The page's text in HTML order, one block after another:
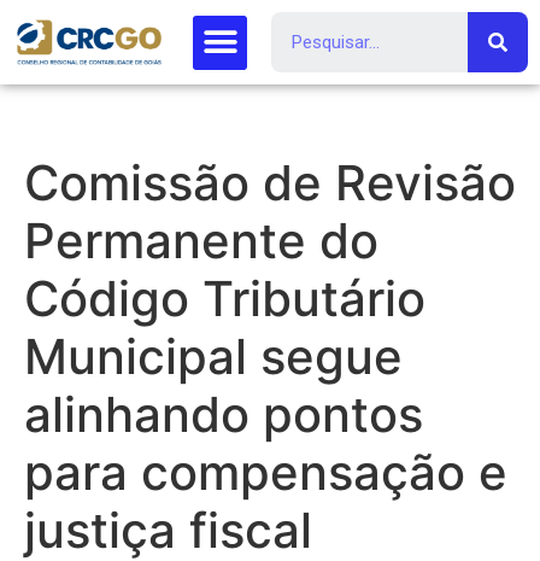
Comissão de Revisão
Permanente do
Código Tributário
Municipal segue
alinhando pontos
para compensação e
justiça fiscal